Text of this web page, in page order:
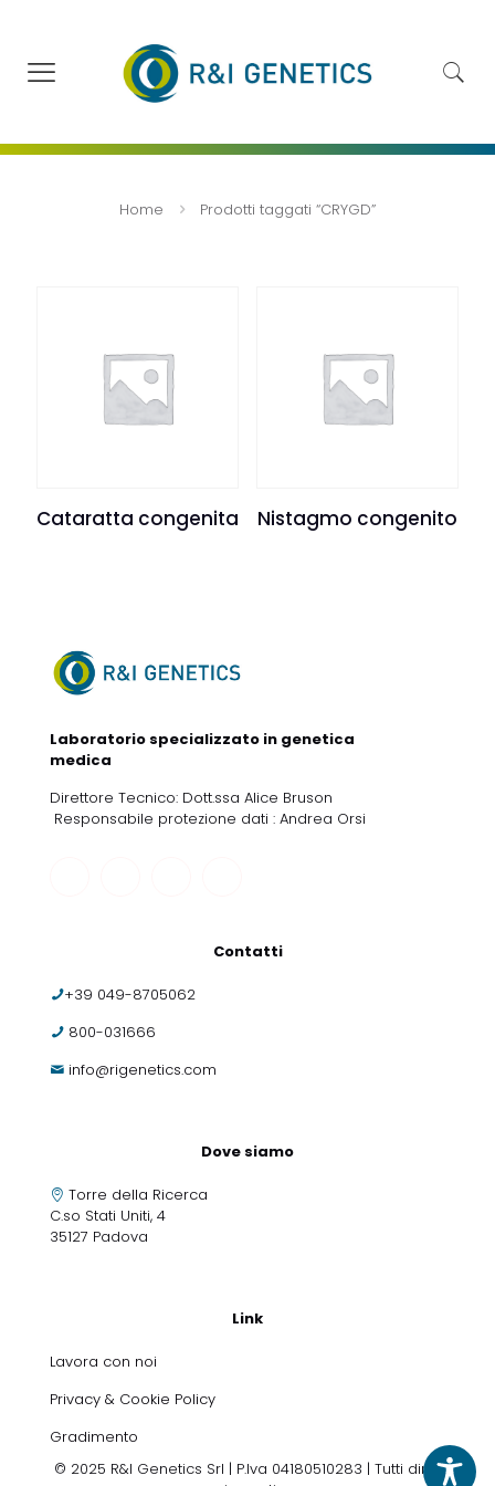
Home Prodotti taggati “CRYGD”
Cataratta congenita Nistagmo congenito
Laboratorio specializzato in genetica
medica
Direttore Tecnico: Dott.ssa Alice Bruson
Responsabile protezione dati : Andrea Orsi
Contatti
+39 049-8705062
800-031666
info@rigenetics.com
Dove siamo
Torre della Ricerca
C.so Stati Uniti, 4
35127 Padova
Link
Lavora con noi
Privacy & Cookie Policy
Gradimento
© 2025 R&I Genetics Srl | P.Iva 04180510283 | Tutti diritti